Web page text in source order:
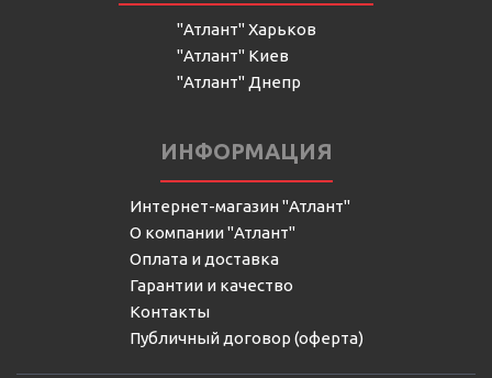
"Атлант" Харьков
"Атлант" Киев
"Атлант" Днепр
ИНФОРМАЦИЯ
Интернет-магазин "Атлант"
О компании "Атлант"
Оплата и доставка
Гарантии и качество
Контакты
Публичный договор (оферта)